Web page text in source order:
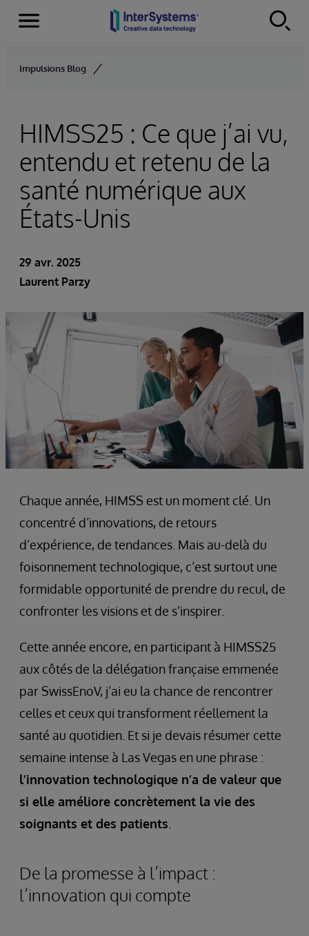
Skip to content
Menu
Impulsions Blog
HIMSS25 : Ce que j’ai vu,
entendu et retenu de la
santé numérique aux
États-Unis
29 avr. 2025
Laurent Parzy
Chaque année, HIMSS est un moment clé. Un
concentré d’innovations, de retours
d’expérience, de tendances. Mais au-delà du
foisonnement technologique, c’est surtout une
formidable opportunité de prendre du recul, de
confronter les visions et de s’inspirer.
Cette année encore, en participant à HIMSS25
aux côtés de la délégation française emmenée
par SwissEnoV, j’ai eu la chance de rencontrer
celles et ceux qui transforment réellement la
santé au quotidien. Et si je devais résumer cette
semaine intense à Las Vegas en une phrase :
l’innovation technologique n’a de valeur que
si elle améliore concrètement la vie des
soignants et des patients
De la promesse à l’impact :
l’innovation qui compte